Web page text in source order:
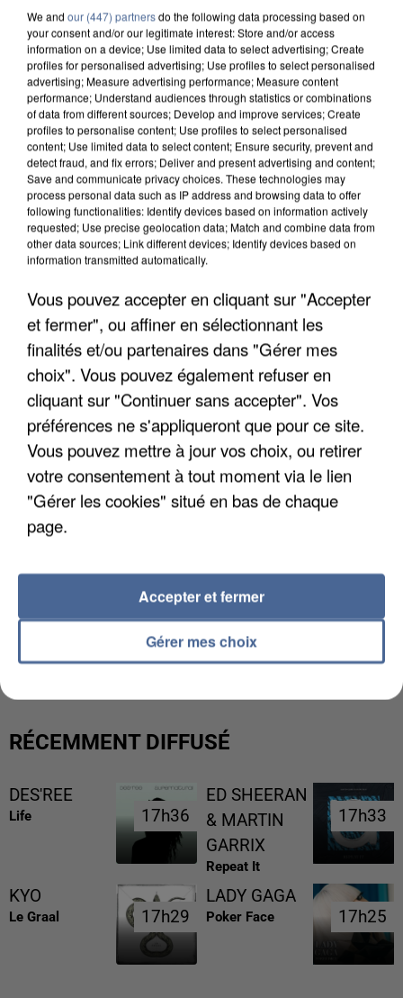
DE FAUNE SAUVAGE SONT...
L’UN DES FONDATEURS SUPPOSÉS DE LA DZ
MAFIA INTERPELLÉ EN ALGÉRIE
RÉCEMMENT DIFFUSÉ
DES'REE
Life 17h36
17h36
ED SHEERAN
& MARTIN
GARRIX
Repeat It
17h33
17h33
KYO
Le Graal 17h29
17h29
LADY GAGA
Poker Face 17h25
17h25
We and our (447) partnersdo the following data processing based on
your consent and/or our legitimate interest: Store and/or access
information on a device; Use limited data to select advertising; Create
profiles for personalised advertising; Use profiles to select personalised
advertising; Measure advertising performance; Measure content
performance; Understand audiences through statistics or combinations
of data from different sources; Develop and improve services; Create
profiles to personalise content; Use profiles to select personalised
content; Use limited data to select content; Ensure security, prevent and
detect fraud, and fix errors; Deliver and present advertising and content;
Save and communicate privacy choices. These technologies may
process personal data such as IP address and browsing data to offer
following functionalities: Identify devices based on information actively
requested; Use precise geolocation data; Match and combine data from
other data sources; Link different devices; Identify devices based on
information transmitted automatically.
Vous pouvez accepter en cliquant sur "Accepter
et fermer", ou affiner en sélectionnant les
finalités et/ou partenaires dans "Gérer mes
choix". Vous pouvez également refuser en
cliquant sur "Continuer sans accepter". Vos
préférences ne s'appliqueront que pour ce site.
Vous pouvez mettre à jour vos choix, ou retirer
votre consentement à tout moment via le lien
"Gérer les cookies" situé en bas de chaque
page.
Gérer mes choix
Accepter et fermer